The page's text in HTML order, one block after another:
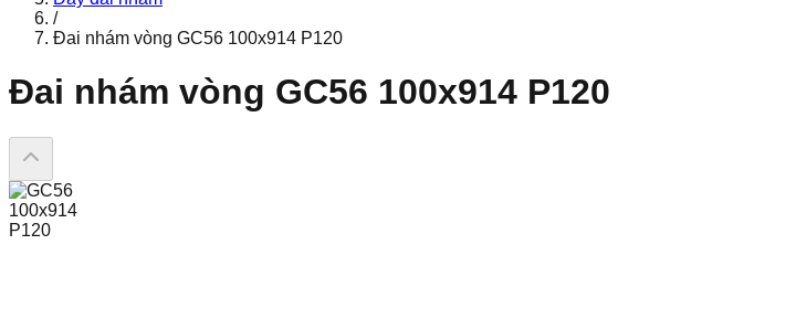
/
Đai nhám vòng GC56 100x914 P120
Đai nhám vòng GC56 100x914 P120